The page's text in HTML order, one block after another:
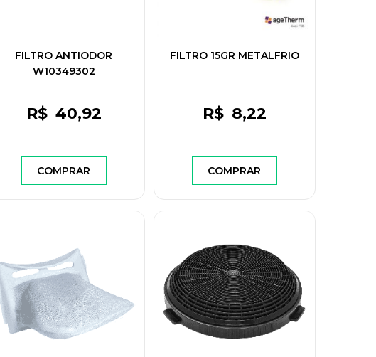
FILTRO ANTIODOR
W10349302
R$ 40,92
COMPRAR
FILTRO 15GR METALFRIO
R$ 8,22
COMPRAR